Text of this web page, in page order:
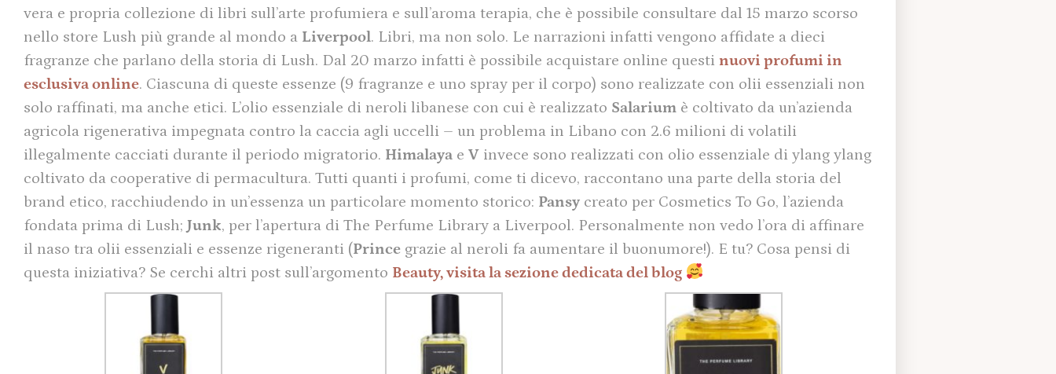
vera e propria collezione di libri sull’arte profumiera e sull’aroma terapia, che è possibile consultare dal 15 marzo scorso
nello store Lush più grande al mondo a Liverpool. Libri, ma non solo. Le narrazioni infatti vengono affidate a dieci
fragranze che parlano della storia di Lush. Dal 20 marzo infatti è possibile acquistare online questi nuovi profumi in
esclusiva online. Ciascuna di queste essenze (9 fragranze e uno spray per il corpo) sono realizzate con olii essenziali non
solo raffinati, ma anche etici. L’olio essenziale di neroli libanese con cui è realizzato Salarium è coltivato da un’azienda
agricola rigenerativa impegnata contro la caccia agli uccelli – un problema in Libano con 2.6 milioni di volatili
illegalmente cacciati durante il periodo migratorio. Himalaya e V invece sono realizzati con olio essenziale di ylang ylang
coltivato da cooperative di permacultura. Tutti quanti i profumi, come ti dicevo, raccontano una parte della storia del
brand etico, racchiudendo in un’essenza un particolare momento storico: Pansy creato per Cosmetics To Go, l’azienda
fondata prima di Lush; Junk, per l’apertura di The Perfume Library a Liverpool. Personalmente non vedo l’ora di affinare
il naso tra olii essenziali e essenze rigeneranti (Prince grazie al neroli fa aumentare il buonumore!). E tu? Cosa pensi di
questa iniziativa? Se cerchi altri post sull’argomento Beauty, visita la sezione dedicata del blog